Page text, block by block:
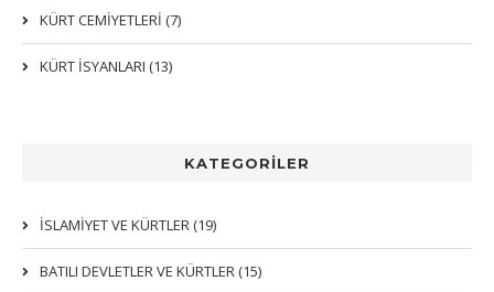
KATEGORİLER
İSLAMIYET VE KÜRTLER (19)
BATILI DEVLETLER VE KÜRTLER (15)
KÜRT CEMİYETLERİ (7)
KÜRT İSYANLARI (13)